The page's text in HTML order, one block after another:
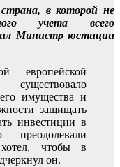
страна, в которой не
учета всего
Министр юстиции
европейской
имущества и
защищать
инвестиции в
чтобы в
он.